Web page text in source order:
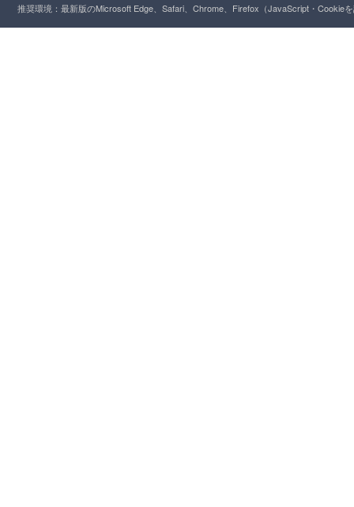
推奨環境：最新版のMicrosoft Edge、Safari、Chrome、Firefox（JavaScript・Cookie